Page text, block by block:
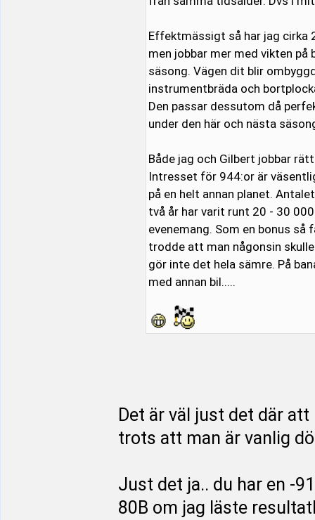
Effektmässigt så har jag cirka
men jobbar mer med vikten
säsong. Vägen dit blir
instrumentbräda och
Den passar dessutom då
under den här och nästa
Både jag och Gilbert jobbar
Intresset för 944:or är
på en helt annan planet.
två år har varit runt 20 - 30
evenemang. Som en bonus
trodde att man någonsin
gör inte det hela sämre. På
med annan bil.....
Det är väl just det där
trots att man är vanlig
Just det ja.. du har en -
80B om jag läste